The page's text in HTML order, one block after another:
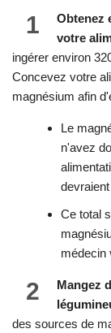
1
Obtenez
votre
ingérer environ
Concevez votre
magnésium afin
Le
n'avez
Ce total
médecin
2
Mangez
des sources de